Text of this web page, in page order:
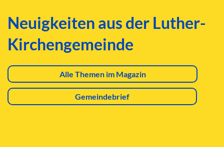
Neuigkeiten aus der Luther-
Kirchengemeinde
Alle Themen im Magazin
Gemeindebrief